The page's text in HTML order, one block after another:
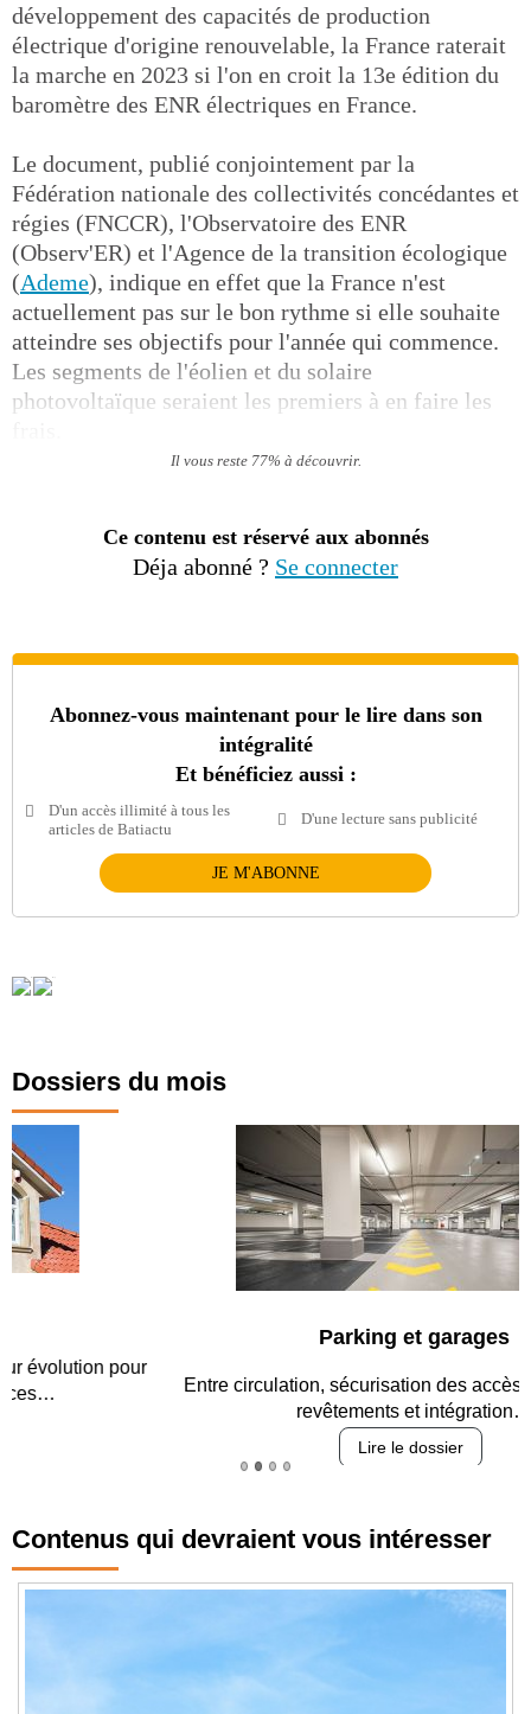
développement des capacités de production
électrique d'origine renouvelable, la France raterait
la marche en 2023 si l'on en croit la 13e édition du
baromètre des ENR électriques en France.
Le document, publié conjointement par la
Fédération nationale des collectivités concédantes et
régies (FNCCR), l'Observatoire des ENR
(Observ'ER) et l'Agence de la transition écologique
(Ademe), indique en effet que la France n'est
actuellement pas sur le bon rythme si elle souhaite
atteindre ses objectifs pour l'année qui commence.
Les segments de l'éolien et du solaire
photovoltaïque seraient les premiers à en faire les
Il vous reste 77% à découvrir.
Ce contenu est réservé aux abonnés
Déja abonné ? Se connecter
Abonnez-vous maintenant pour le lire dans son
intégralité
Et bénéficiez aussi :
D'un accès illimité à tous les
articles de Batiactu
D'une lecture sans publicité
JE M'ABONNE
Dossiers du mois
Parking et garages
Entre circulation, sécurisation des accès, durabilité des
revêtements et intégration…
Contenus qui devraient vous intéresser